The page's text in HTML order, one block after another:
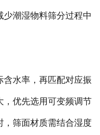
潮湿物料筛分过程中
水率，再匹配对应振
，优先选用可变频调节
，筛面材质需结合湿度